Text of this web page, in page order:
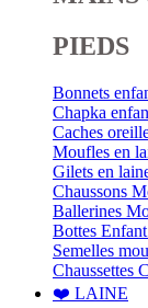
PIEDS
Bonnets
Chapka
Caches
Moufles en
Gilets en
Chaussons
Ballerines
Bottes
Semelles
Chaussettes
❤️ LAINE